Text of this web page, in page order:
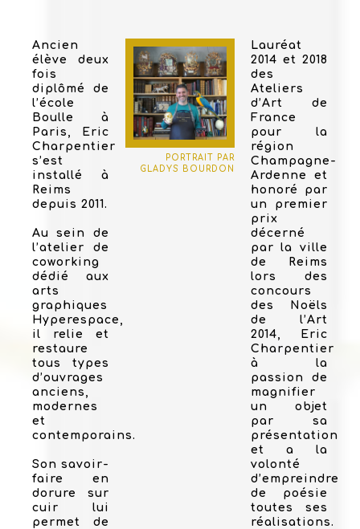
Ancien
élève deux
fois
diplômé de
l’école
Boulle à
Paris, Eric
Charpentier
s’est
installé à
Reims
depuis 2011.
Au sein de
l’atelier de
coworking
dédié aux
arts
graphiques
Hyperespace,
il relie et
restaure
tous types
d’ouvrages
anciens,
modernes
et
contemporains.
Son savoir-
faire en
dorure sur
cuir lui
permet de
PORTRAIT PAR
GLADYS BOURDON
Lauréat
2014 et 2018
des
Ateliers
d’Art de
France
pour la
région
Champagne-
Ardenne et
honoré par
un premier
prix
décerné
par la ville
de Reims
lors des
concours
des Noëls
de l’Art
2014, Eric
Charpentier
à la
passion de
magnifier
un objet
par sa
présentation
et a la
volonté
d’empreindre
de poésie
toutes ses
réalisations.